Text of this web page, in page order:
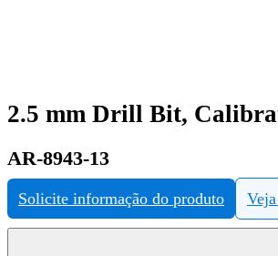
2.5 mm Drill Bit,
AR-8943-13
Solicite informação do produto